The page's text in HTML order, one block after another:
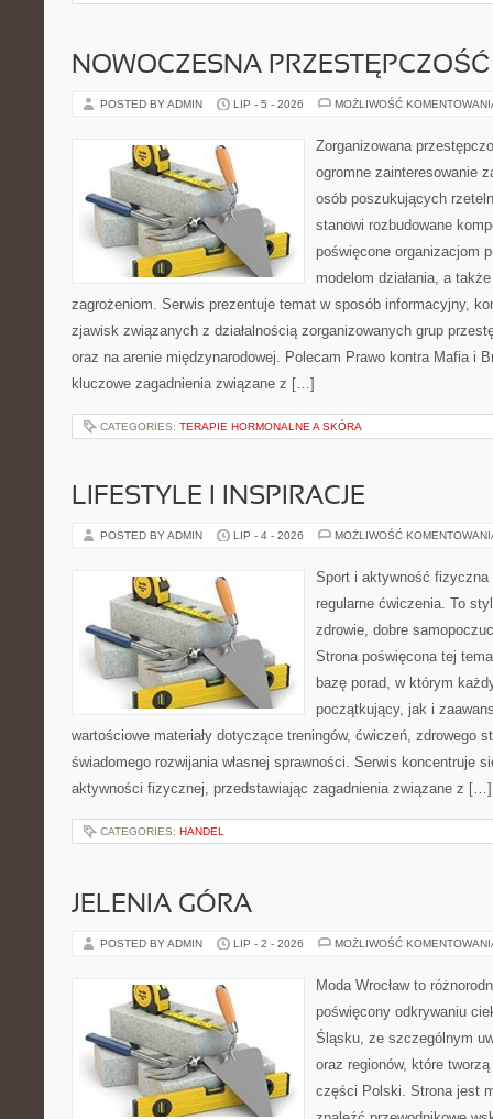
NOWOCZESNA PRZESTĘPCZOŚĆ
POSTED BY ADMIN LIP - 5 - 2026 MOŻLIWOŚĆ
Zorganizowana
ogromne zainteresowanie
osób poszukujących
stanowi rozbudowane
poświęcone organizacjom
modelom działania, a
zagrożeniom. Serwis prezentuje temat w sposób informacyjny,
zjawisk związanych z działalnością zorganizowanych grup
oraz na arenie międzynarodowej. Polecam Prawo kontra Mafia i
kluczowe zagadnienia związane z […]
CATEGORIES: TERAPIE HORMONALNE A SKÓRA
LIFESTYLE I INSPIRACJE
POSTED BY ADMIN LIP - 4 - 2026 MOŻLIWOŚĆ
Sport i aktywność
regularne ćwiczenia. To
zdrowie, dobre
Strona poświęcona tej
bazę porad, w którym
początkujący, jak i
wartościowe materiały dotyczące treningów, ćwiczeń, zdrowego
świadomego rozwijania własnej sprawności. Serwis koncentruje
aktywności fizycznej, przedstawiając zagadnienia związane z […]
CATEGORIES: HANDEL
JELENIA GÓRA
POSTED BY ADMIN LIP - 2 - 2026 MOŻLIWOŚĆ
Moda Wrocław to
poświęcony odkrywaniu
Śląsku, ze szczególnym
oraz regionów, które
części Polski. Strona jest